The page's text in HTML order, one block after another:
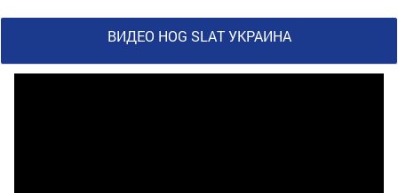
ВИДЕО HOG SLAT УКРАИНА